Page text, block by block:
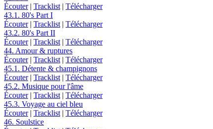
Écouter| Tracklist | Télécharger
43.1. 80's Part I
Écouter| Tracklist | Télécharger
43.2. 80's Part II
Écouter| Tracklist | Télécharger
44. Amour & ruptures
Écouter| Tracklist | Télécharger
45.1. Détente & champignons
Écouter| Tracklist | Télécharger
45.2. Musique pour l'âme
Écouter| Tracklist | Télécharger
45.3. Voyage au ciel bleu
Écouter| Tracklist | Télécharger
46. Soulstice